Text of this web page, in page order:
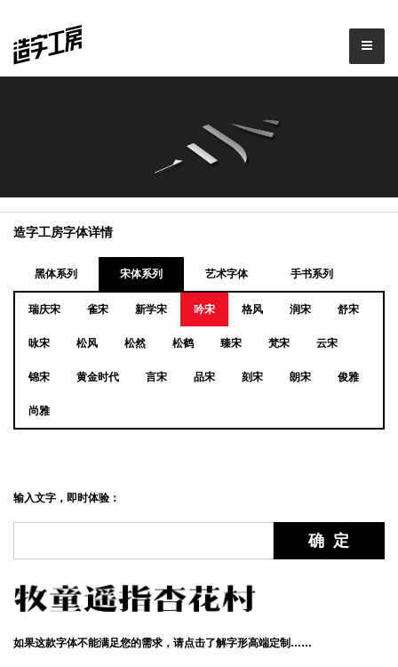
造字工房字体详情
黑体系列 宋体系列 艺术字体 手书系列
瑞庆宋 雀宋 新学宋 吟宋 格风 润宋 舒宋
咏宋 松风 松然 松鹤 臻宋 梵宋 云宋
锦宋 黄金时代 言宋 品宋 刻宋 朗宋 俊雅
尚雅
输入文字，即时体验：
如果这款字体不能满足您的需求，请点击了解字形高端定制……